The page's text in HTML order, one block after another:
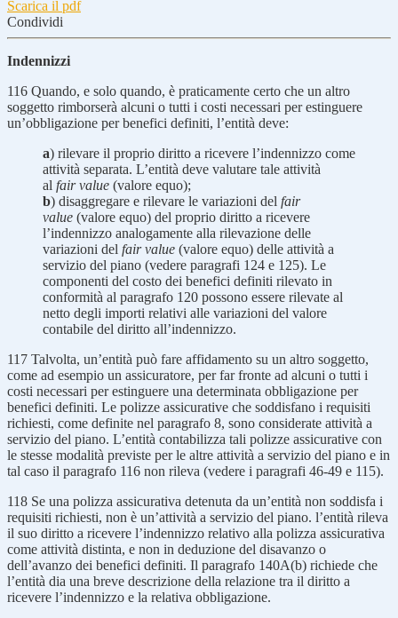
Scarica il pdf
Condividi
Indennizzi
116 Quando, e solo quando, è praticamente certo che un altro
soggetto rimborserà alcuni o tutti i costi necessari per estinguere
un’obbligazione per benefici definiti, l’entità deve:
a) rilevare il proprio diritto a ricevere l’indennizzo come
attività separata. L’entità deve valutare tale attività
al fair value (valore equo);
b) disaggregare e rilevare le variazioni del fair
value (valore equo) del proprio diritto a ricevere
l’indennizzo analogamente alla rilevazione delle
variazioni del fair value (valore equo) delle attività a
servizio del piano (vedere paragrafi 124 e 125). Le
componenti del costo dei benefici definiti rilevato in
conformità al paragrafo 120 possono essere rilevate al
netto degli importi relativi alle variazioni del valore
contabile del diritto all’indennizzo.
117 Talvolta, un’entità può fare affidamento su un altro soggetto,
come ad esempio un assicuratore, per far fronte ad alcuni o tutti i
costi necessari per estinguere una determinata obbligazione per
benefici definiti. Le polizze assicurative che soddisfano i requisiti
richiesti, come definite nel paragrafo 8, sono considerate attività a
servizio del piano. L’entità contabilizza tali polizze assicurative con
le stesse modalità previste per le altre attività a servizio del piano e in
tal caso il paragrafo 116 non rileva (vedere i paragrafi 46-49 e 115).
118 Se una polizza assicurativa detenuta da un’entità non soddisfa i
requisiti richiesti, non è un’attività a servizio del piano. l’entità rileva
il suo diritto a ricevere l’indennizzo relativo alla polizza assicurativa
come attività distinta, e non in deduzione del disavanzo o
dell’avanzo dei benefici definiti. Il paragrafo 140A(b) richiede che
l’entità dia una breve descrizione della relazione tra il diritto a
ricevere l’indennizzo e la relativa obbligazione.